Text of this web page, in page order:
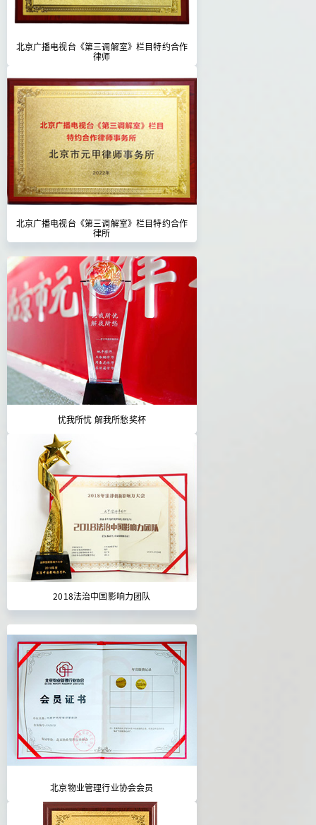
北京广播电视台《第三调解室》栏目特约合作
律师
北京广播电视台《第三调解室》栏目特约合作
律所
忧我所忧 解我所愁奖杯
2018法治中国影响力团队
北京物业管理行业协会会员